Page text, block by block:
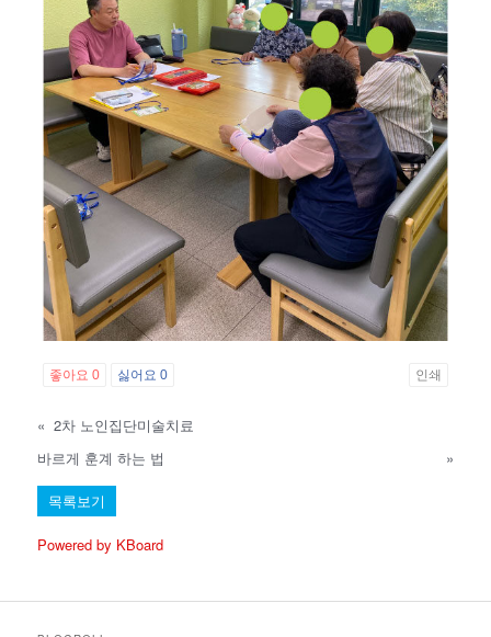
좋아요0 싫어요0 인쇄
« 2차 노인집단미술치료
바르게 훈계 하는 법
»
목록보기
Powered by KBoard